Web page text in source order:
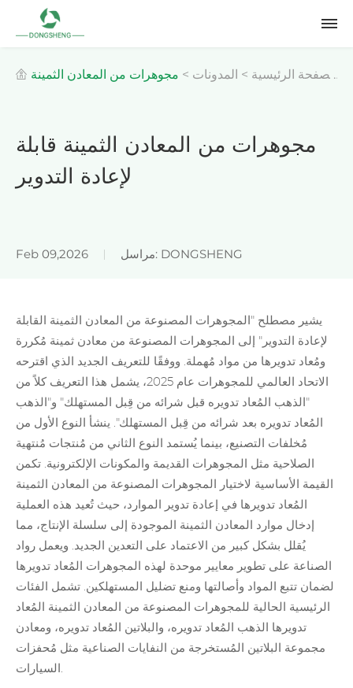
الصفحة الرئيسية > المدونات > مجوهرات من المعادن الثمينة
مجوهرات من المعادن الثمينة قابلة
لإعادة التدوير
Feb 09,2026 مراسل: DONGSHENG
يشير مصطلح "المجوهرات المصنوعة من المعادن الثمينة القابلة
لإعادة التدوير" إلى المجوهرات المصنوعة من معادن ثمينة مُكررة
ومُعاد تدويرها من مواد مُهملة. ووفقًا للتعريف الجديد الذي اقترحه
الاتحاد العالمي للمجوهرات عام 2025، يشمل هذا التعريف كلاً من
"الذهب المُعاد تدويره قبل شرائه من قِبل المستهلك" و"الذهب
المُعاد تدويره بعد شرائه من قِبل المستهلك". ينشأ النوع الأول من
مُخلفات التصنيع، بينما يُستمد النوع الثاني من مُنتجات مُنتهية
الصلاحية مثل المجوهرات القديمة والمكونات الإلكترونية. تكمن
القيمة الأساسية لاختيار المجوهرات المصنوعة من المعادن الثمينة
المُعاد تدويرها في إعادة تدوير الموارد، حيث تُعيد هذه العملية
إدخال موارد المعادن الثمينة الموجودة إلى سلسلة الإنتاج، مما
يُقلل بشكل كبير من الاعتماد على التعدين الجديد. ويعمل رواد
الصناعة على تطوير معايير موحدة لهذه المجوهرات المُعاد تدويرها
لضمان تتبع المواد وأصالتها ومنع تضليل المستهلكين. تشمل الفئات
الرئيسية الحالية للمجوهرات المصنوعة من المعادن الثمينة المُعاد
تدويرها الذهب المُعاد تدويره، والبلاتين المُعاد تدويره، ومعادن
مجموعة البلاتين المُستخرجة من النفايات الصناعية مثل مُحفزات
السيارات.